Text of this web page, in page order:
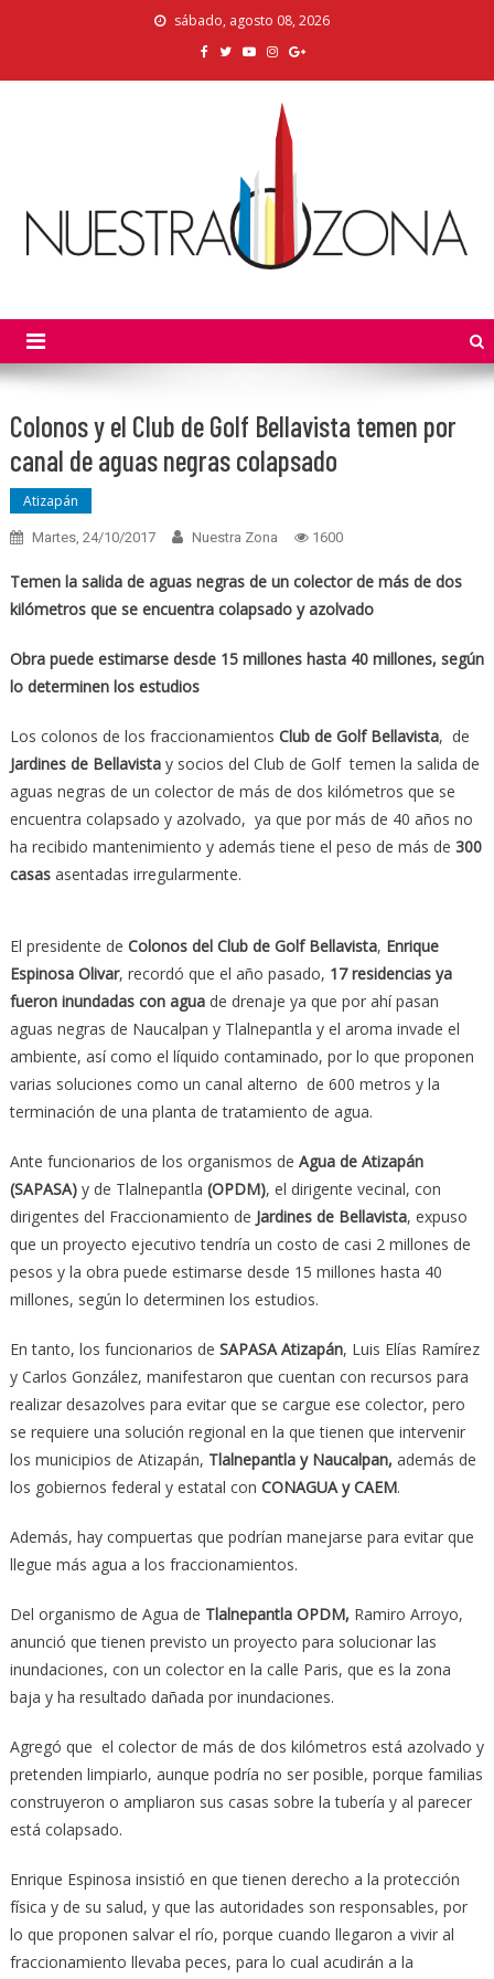
sábado, agosto 08, 2026
Colonos y el Club de Golf Bellavista temen por
canal de aguas negras colapsado
Atizapán
Martes, 24/10/2017 Nuestra Zona 1600
Temen la salida de aguas negras de un colector de más de dos
kilómetros que se encuentra colapsado y azolvado
Obra puede estimarse desde 15 millones hasta 40 millones, según
lo determinen los estudios
Los colonos de los fraccionamientos Club de Golf Bellavista, de
Jardines de Bellavistay socios del Club de Golf temen la salida de
aguas negras de un colector de más de dos kilómetros que se
encuentra colapsado y azolvado, ya que por más de 40 años no
ha recibido mantenimiento y además tiene el peso de más de 300
casasasentadas irregularmente.
El presidente de Colonos del Club de Golf Bellavista, Enrique
Espinosa Olivar, recordó que el año pasado, 17 residencias ya
fueron inundadas con aguade drenaje ya que por ahí pasan
aguas negras de Naucalpan y Tlalnepantla y el aroma invade el
ambiente, así como el líquido contaminado, por lo que proponen
varias soluciones como un canal alterno de 600 metros y la
terminación de una planta de tratamiento de agua.
Ante funcionarios de los organismos de Agua de Atizapán
(SAPASA)y de Tlalnepantla (OPDM), el dirigente vecinal, con
dirigentes del Fraccionamiento de Jardines de Bellavista, expuso
que un proyecto ejecutivo tendría un costo de casi 2 millones de
pesos y la obra puede estimarse desde 15 millones hasta 40
millones, según lo determinen los estudios.
En tanto, los funcionarios de SAPASA Atizapán, Luis Elías Ramírez
y Carlos González, manifestaron que cuentan con recursos para
realizar desazolves para evitar que se cargue ese colector, pero
se requiere una solución regional en la que tienen que intervenir
los municipios de Atizapán, Tlalnepantla y Naucalpan, además de
los gobiernos federal y estatal con CONAGUA y CAEM.
Además, hay compuertas que podrían manejarse para evitar que
llegue más agua a los fraccionamientos.
Del organismo de Agua de Tlalnepantla OPDM, Ramiro Arroyo,
anunció que tienen previsto un proyecto para solucionar las
inundaciones, con un colector en la calle Paris, que es la zona
baja y ha resultado dañada por inundaciones.
Agregó que el colector de más de dos kilómetros está azolvado y
pretenden limpiarlo, aunque podría no ser posible, porque familias
construyeron o ampliaron sus casas sobre la tubería y al parecer
está colapsado.
Enrique Espinosa insistió en que tienen derecho a la protección
física y de su salud, y que las autoridades son responsables, por
lo que proponen salvar el río, porque cuando llegaron a vivir al
fraccionamiento llevaba peces, para lo cual acudirán a la